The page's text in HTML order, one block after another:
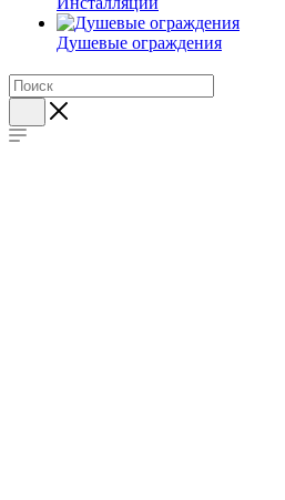
Душевые ограждения